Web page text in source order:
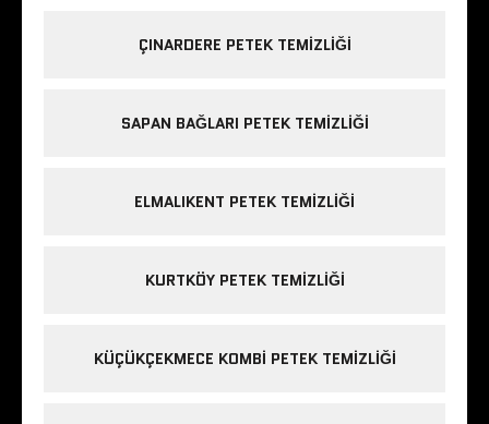
ÇINARDERE PETEK TEMIZLIĞI
SAPAN BAĞLARI PETEK TEMIZLIĞI
ELMALIKENT PETEK TEMIZLIĞI
KURTKÖY PETEK TEMIZLIĞI
KÜÇÜKÇEKMECE KOMBI PETEK TEMIZLIĞI